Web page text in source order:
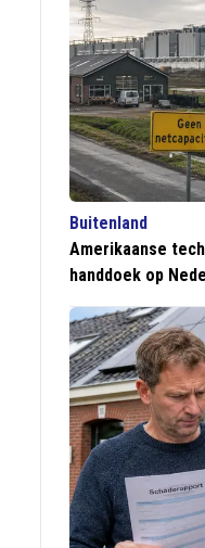
Buitenland
Amerikaanse
handdoek op